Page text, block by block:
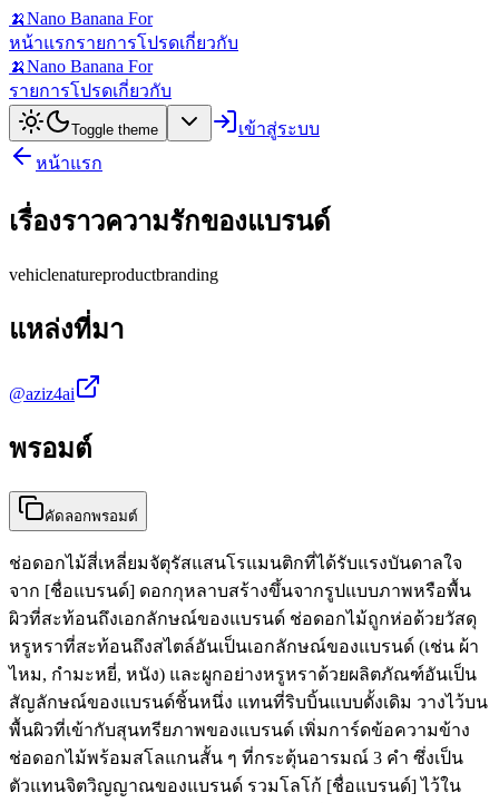
🍌Nano Banana For
หน้าแรกรายการโปรดเกี่ยวกับ
🍌Nano Banana For
รายการโปรดเกี่ยวกับ
Toggle theme
เข้าสู่ระบบ
หน้าแรก
เรื่องราวความรักของแบรนด์
vehiclenatureproductbranding
แหล่งที่มา
@aziz4ai
พรอมต์
คัดลอกพรอมต์
ช่อดอกไม้สี่เหลี่ยมจัตุรัสแสนโรแมนติกที่ได้รับแรงบันดาลใจ
จาก [ชื่อแบรนด์] ดอกกุหลาบสร้างขึ้นจากรูปแบบภาพหรือพื้น
ผิวที่สะท้อนถึงเอกลักษณ์ของแบรนด์ ช่อดอกไม้ถูกห่อด้วยวัสดุ
หรูหราที่สะท้อนถึงสไตล์อันเป็นเอกลักษณ์ของแบรนด์ (เช่น ผ้า
ไหม, กำมะหยี่, หนัง) และผูกอย่างหรูหราด้วยผลิตภัณฑ์อันเป็น
สัญลักษณ์ของแบรนด์ชิ้นหนึ่ง แทนที่ริบบิ้นแบบดั้งเดิม วางไว้บน
พื้นผิวที่เข้ากับสุนทรียภาพของแบรนด์ เพิ่มการ์ดข้อความข้าง
ช่อดอกไม้พร้อมสโลแกนสั้น ๆ ที่กระตุ้นอารมณ์ 3 คำ ซึ่งเป็น
ตัวแทนจิตวิญญาณของแบรนด์ รวมโลโก้ [ชื่อแบรนด์] ไว้ใน